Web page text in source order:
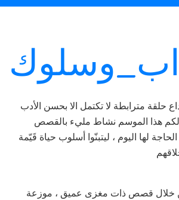
حلقة مترابطة لا تكتمل الا بحسن الأدب
لكم هذا الموسم نشاط مليء بالقصص
لها اليوم ، ليتبنّوا أسلوب حياة قَيّمة
من خلال قصص ذات مغزى عميق ، موزعة